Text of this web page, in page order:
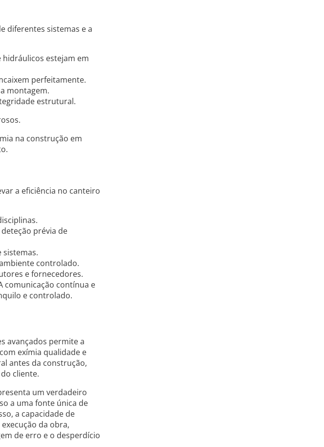
diferentes sistemas e a
hidráulicos estejam em
perfeitamente.
montagem.
estrutural.
na construção em
a eficiência no canteiro
prévia de
sistemas.
controlado.
e fornecedores.
comunicação contínua e
e controlado.
avançados permite a
exímia qualidade e
antes da construção,
cliente.
um verdadeiro
a uma fonte única de
a capacidade de
da obra,
de erro e o desperdício